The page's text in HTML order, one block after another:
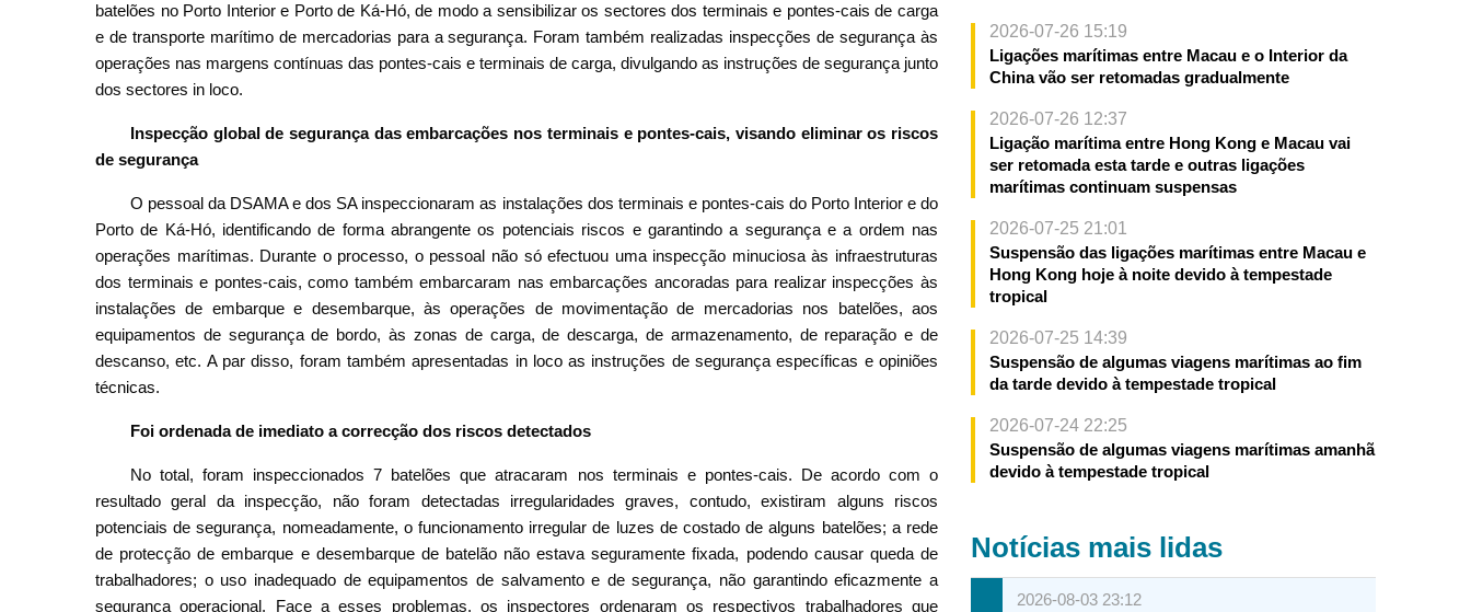
batelões no Porto Interior e Porto de Ká-Hó, de modo a sensibilizar os sectores dos terminais e pontes-cais de carga
e de transporte marítimo de mercadorias para a segurança. Foram também realizadas inspecções de segurança às
operações nas margens contínuas das pontes-cais e terminais de carga, divulgando as instruções de segurança junto
dos sectores in loco.
Inspecção global de segurança das embarcações nos terminais e pontes-cais, visando eliminar os riscos
de segurança
O pessoal da DSAMA e dos SA inspeccionaram as instalações dos terminais e pontes-cais do Porto Interior e do
Porto de Ká-Hó, identificando de forma abrangente os potenciais riscos e garantindo a segurança e a ordem nas
operações marítimas. Durante o processo, o pessoal não só efectuou uma inspecção minuciosa às infraestruturas
dos terminais e pontes-cais, como também embarcaram nas embarcações ancoradas para realizar inspecções às
instalações de embarque e desembarque, às operações de movimentação de mercadorias nos batelões, aos
equipamentos de segurança de bordo, às zonas de carga, de descarga, de armazenamento, de reparação e de
descanso, etc. A par disso, foram também apresentadas in loco as instruções de segurança específicas e opiniões
técnicas.
Foi ordenada de imediato a correcção dos riscos detectados
No total, foram inspeccionados 7 batelões que atracaram nos terminais e pontes-cais. De acordo com o
resultado geral da inspecção, não foram detectadas irregularidades graves, contudo, existiram alguns riscos
potenciais de segurança, nomeadamente, o funcionamento irregular de luzes de costado de alguns batelões; a rede
de protecção de embarque e desembarque de batelão não estava seguramente fixada, podendo causar queda de
trabalhadores; o uso inadequado de equipamentos de salvamento e de segurança, não garantindo eficazmente a
segurança operacional. Face a esses problemas, os inspectores ordenaram os respectivos trabalhadores que
2026-07-26 15:19
Ligações marítimas entre Macau e o Interior da
China vão ser retomadas gradualmente
2026-07-26 12:37
Ligação marítima entre Hong Kong e Macau vai
ser retomada esta tarde e outras ligações
marítimas continuam suspensas
2026-07-25 21:01
Suspensão das ligações marítimas entre Macau e
Hong Kong hoje à noite devido à tempestade
tropical
2026-07-25 14:39
Suspensão de algumas viagens marítimas ao fim
da tarde devido à tempestade tropical
2026-07-24 22:25
Suspensão de algumas viagens marítimas amanhã
devido à tempestade tropical
Notícias mais lidas
2026-08-03 23:12